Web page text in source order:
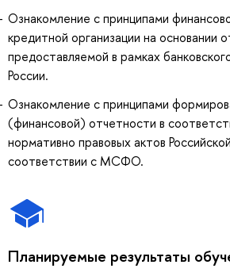
Ознакомление с принципами
кредитной организации на основании
предоставляемой в рамках
России.
Ознакомление с принципами
(финансовой) отчетности в
нормативно правовых актов
соответствии с МСФО.
Планируемые результаты